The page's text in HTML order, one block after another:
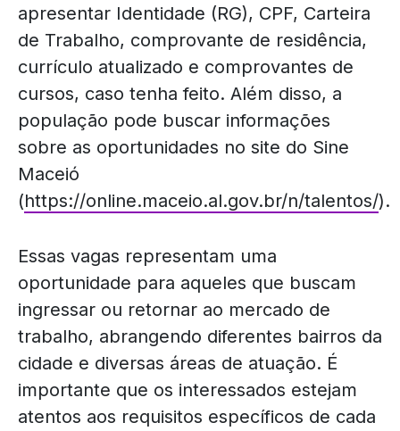
apresentar Identidade (RG), CPF, Carteira
de Trabalho, comprovante de residência,
currículo atualizado e comprovantes de
cursos, caso tenha feito. Além disso, a
população pode buscar informações
sobre as oportunidades no site do Sine
Maceió
(https://online.maceio.al.gov.br/n/talentos/).
Essas vagas representam uma
oportunidade para aqueles que buscam
ingressar ou retornar ao mercado de
trabalho, abrangendo diferentes bairros da
cidade e diversas áreas de atuação. É
importante que os interessados estejam
atentos aos requisitos específicos de cada